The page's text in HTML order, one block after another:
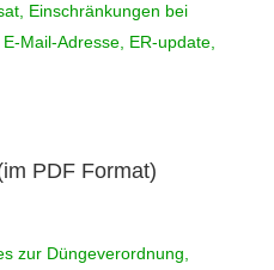
Einschränkungen bei
Mail-Adresse, ER-update,
PDF Format)
zur Düngeverordnung,